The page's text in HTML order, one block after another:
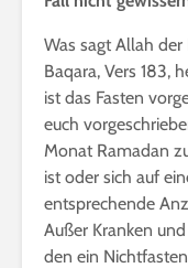
Was sagt Allah der
Baqara, Vers 183,
ist das Fasten
euch
Monat Ramadan
ist oder sich auf
entsprechende
Außer Kranken
den ein